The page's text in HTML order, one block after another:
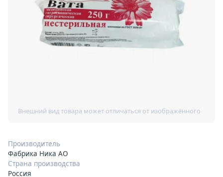
Производитель
Фабрика Ника АО
Страна производства
Россия